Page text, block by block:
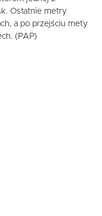
Ostatnie metry
a po przejściu mety
(PAP)